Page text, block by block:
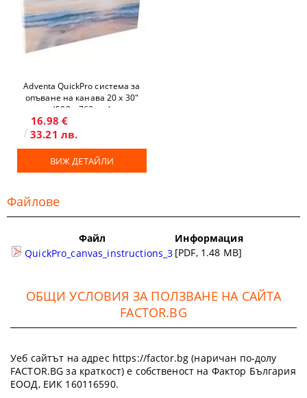
Adventa QuickPro система за
опъване на канава 20 x 30"
(508 х 762 мм)
16.98 €
33.21 лв.
ВИЖ ДЕТАЙЛИ
Файлове
Файл
Информация
QuickPro_canvas_instructions_3 [PDF, 1.48 MB]
ОБЩИ УСЛОВИЯ ЗА ПОЛЗВАНЕ НА САЙТА
FACTOR.BG
Уеб сайтът на адрес https://factor.bg (наричан по-долу
FACTOR.BG за краткост) е собственост на Фактор България
ЕООД, ЕИК 160116590.